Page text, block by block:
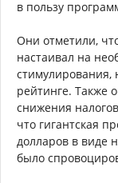
в пользу
Они отметили,
настаивал на
рейтинге. Также
снижения
что гигантская
долларов в виде
было